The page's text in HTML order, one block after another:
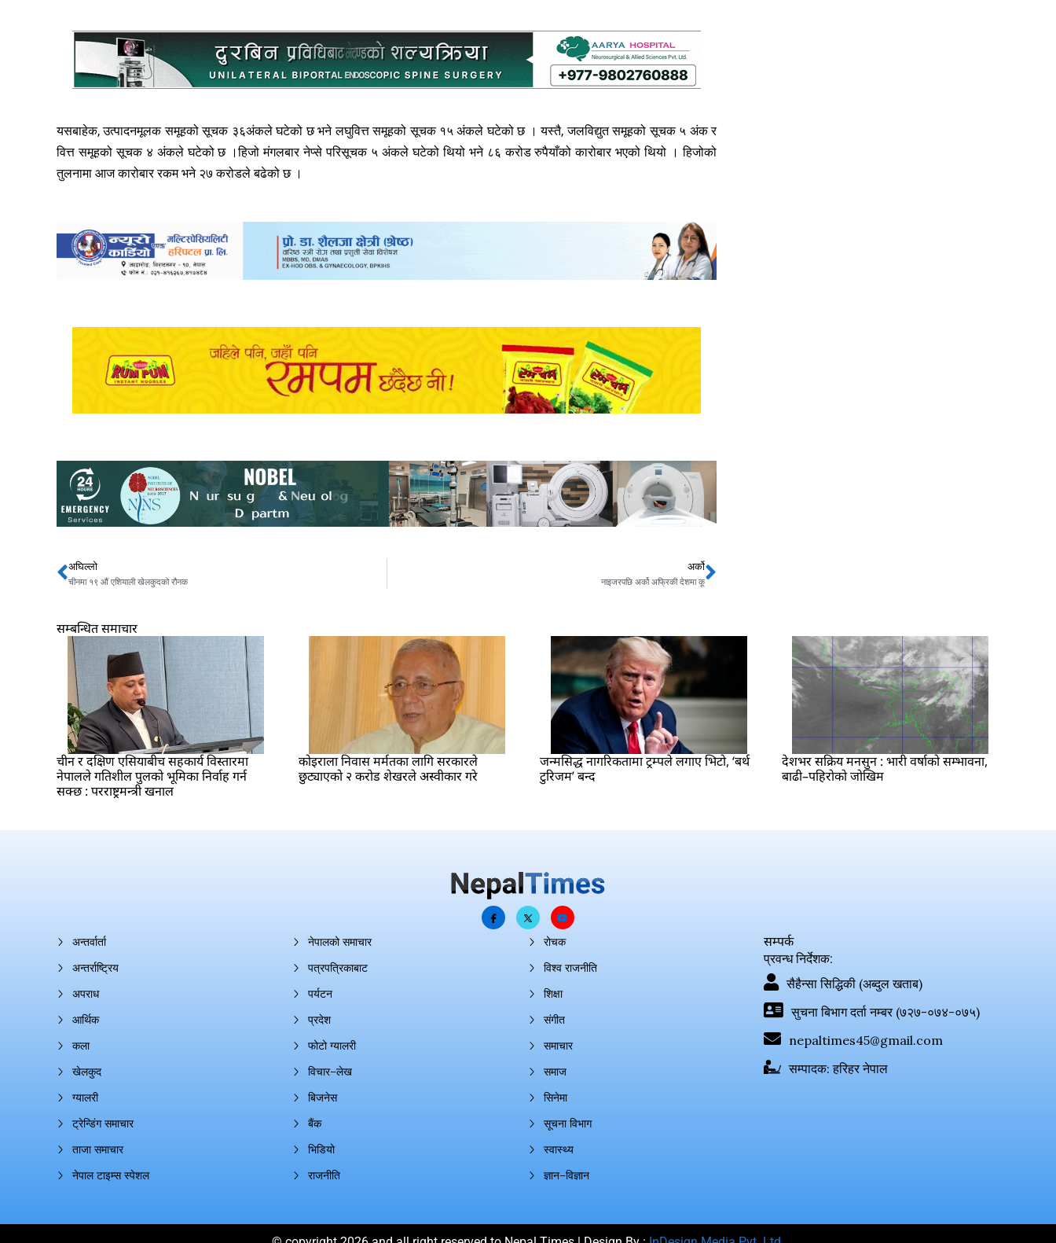
यसबाहेक, उत्पादनमूलक समूहको सूचक ३६अंकले घटेको छ भने लघुवित्त समूहको सूचक १५ अंकले घटेको छ । यस्तै, जलविद्युत समूहको सूचक ५ अंक र
वित्त समूहको सूचक ४ अंकले घटेको छ ।हिजो मंगलबार नेप्से परिसूचक ५ अंकले घटेको थियो भने ८६ करोड रुपैयाँको कारोबार भएको थियो । हिजोको
तुलनामा आज कारोबार रकम भने २७ करोडले बढेको छ ।
Prev
अघिल्लो
चीनमा १९ औं एशियाली खेलकुदको रौनक
अर्को
नाइजरपछि अर्को अफ्रिकी देशमा कूNext
सम्बन्धित समाचार
चीन र दक्षिण एसियाबीच सहकार्य विस्तारमा
नेपालले गतिशील पुलको भूमिका निर्वाह गर्न
सक्छ : परराष्ट्रमन्त्री खनाल
कोइराला निवास मर्मतका लागि सरकारले
छुट्याएको २ करोड शेखरले अस्वीकार गरे
जन्मसिद्ध नागरिकतामा ट्रम्पले लगाए भिटो, ‘बर्थ
टुरिजम’ बन्द
देशभर सक्रिय मनसुन : भारी वर्षाको सम्भावना,
बाढी–पहिरोको जोखिम
अन्तर्वार्ता
अन्तर्राष्ट्रिय
अपराध
आर्थिक
कला
खेलकुद
ग्यालरी
ट्रेन्डिंग समाचार
ताजा समाचार
नेपाल टाइम्स स्पेशल
नेपालको समाचार
पत्रपत्रिकाबाट
पर्यटन
प्रदेश
फोटो ग्यालरी
विचार–लेख
बिजनेस
बैंक
भिडियो
राजनीति
रोचक
विश्व राजनीति
शिक्षा
संगीत
समाचार
समाज
सिनेमा
सूचना विभाग
स्वास्थ्य
ज्ञान–विज्ञान
सम्पर्क
प्रवन्ध निर्देशक:
सैहैन्सा सिद्धिकी (अब्दुल खताब)
सुचना बिभाग दर्ता नम्बर (७२७-०७४-०७५)
nepaltimes45@gmail.com
सम्पादक: हरिहर नेपाल